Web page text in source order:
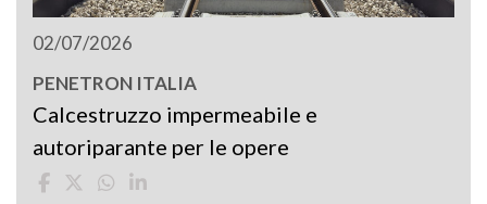
02/07/2026
PENETRON ITALIA
Calcestruzzo impermeabile e
autoriparante per le opere